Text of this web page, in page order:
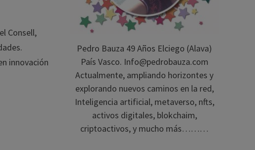
Consell,
innovación
Pedro Bauza 49 Años Elciego (Alava)
País Vasco. Info@pedrobauza.com
Actualmente, ampliando horizontes y
explorando nuevos caminos en la red,
Inteligencia artificial, metaverso, nfts,
activos digitales, blokchaim,
criptoactivos, y mucho más………